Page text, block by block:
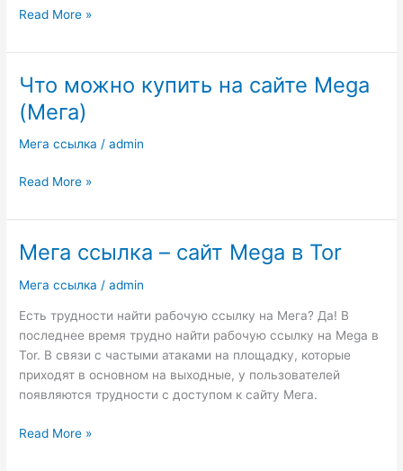
сайт
Read More »
Что можно купить на сайте Mega
(Мега)
Мега ссылка /admin
Что
можно
купить
на
Mega
Read More »
Мега ссылка – сайт Mega в Tor
Мега ссылка /admin
Есть трудности найти рабочую ссылку на Мега? Да! В
последнее время трудно найти рабочую ссылку на Mega в
Tor. В связи с частыми атаками на площадку, которые
приходят в основном на выходные, у пользователей
появляются трудности с доступом к сайту Мега.
Мега
–
Read More »